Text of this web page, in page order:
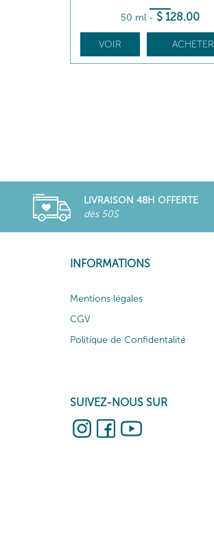
50 ml - $ 128.00
VOIR ACHETER
LIVRAISON 48H OFFERTE
dès 50$
INFORMATIONS
Mentions légales
CGV
Politique de Confidentalité
SUIVEZ-NOUS SUR